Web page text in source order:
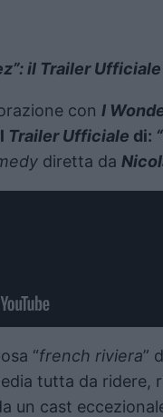
il Trailer
con I
Trailer Ufficiale di:
diretta da
“french riviera”
tutta da ridere,
un cast